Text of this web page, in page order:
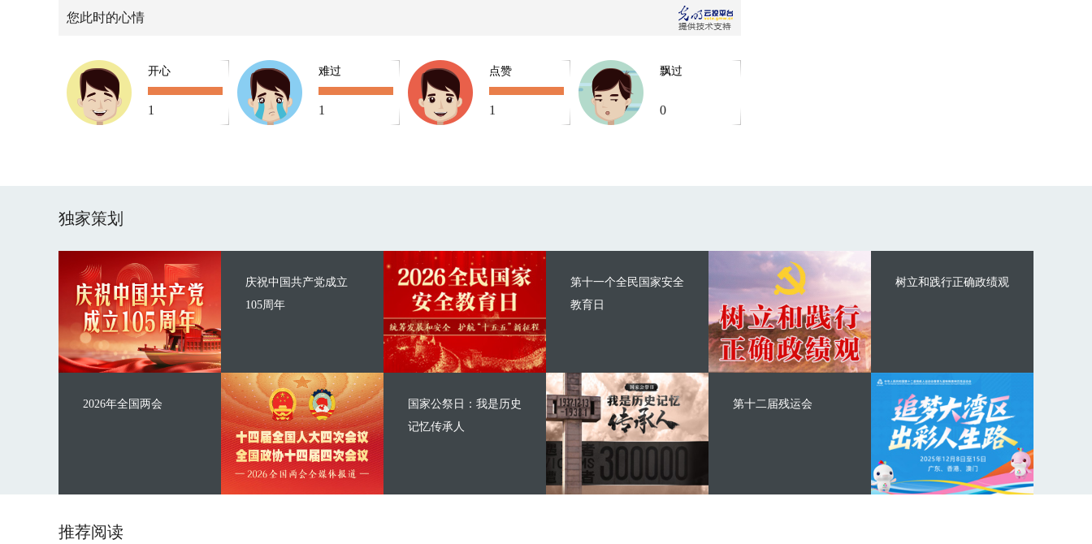
您此时的心情
开心
1
难过
1
点赞
1
飘过
0
独家策划
庆祝中国共产党成立
105周年
2026年全国两会
第十一个全民国家安全
教育日
国家公祭日：我是历史
记忆传承人
树立和践行正确政绩观
第十二届残运会
推荐阅读